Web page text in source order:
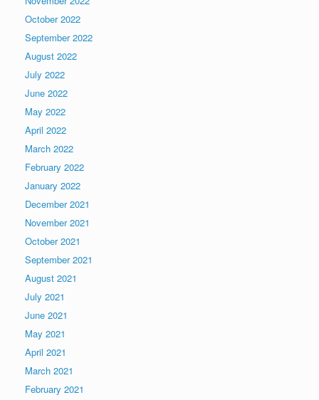
October 2022
September 2022
August 2022
July 2022
June 2022
May 2022
April 2022
March 2022
February 2022
January 2022
December 2021
November 2021
October 2021
September 2021
August 2021
July 2021
June 2021
May 2021
April 2021
March 2021
February 2021